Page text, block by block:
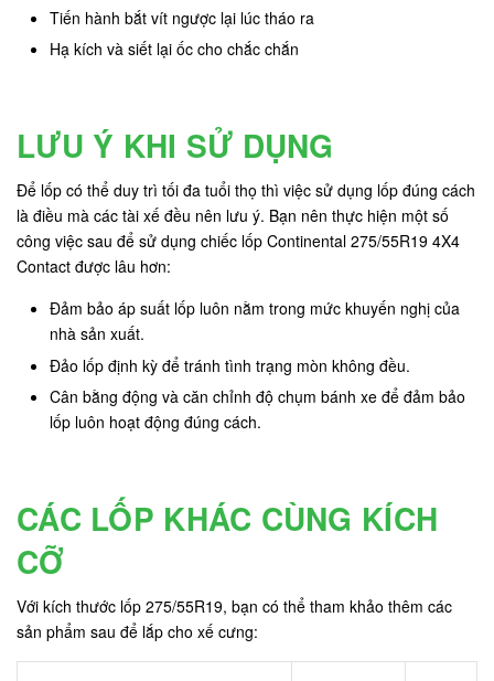
Tiến hành bắt vít ngược lại lúc tháo ra
Hạ kích và siết lại ốc cho chắc chắn
LƯU Ý KHI SỬ DỤNG
Để lốp có thể duy trì tối đa tuổi thọ thì việc sử dụng lốp đúng cách
là điều mà các tài xế đều nên lưu ý. Bạn nên thực hiện một số
công việc sau để sử dụng chiếc lốp Continental 275/55R19 4X4
Contact được lâu hơn:
Đảm bảo áp suất lốp luôn nằm trong mức khuyến nghị của
nhà sản xuất.
Đảo lốp định kỳ để tránh tình trạng mòn không đều.
Cân bằng động và căn chỉnh độ chụm bánh xe để đảm bảo
lốp luôn hoạt động đúng cách.
CÁC LỐP KHÁC CÙNG KÍCH
CỠ
Với kích thước lốp 275/55R19, bạn có thể tham khảo thêm các
sản phẩm sau để lắp cho xế cưng: